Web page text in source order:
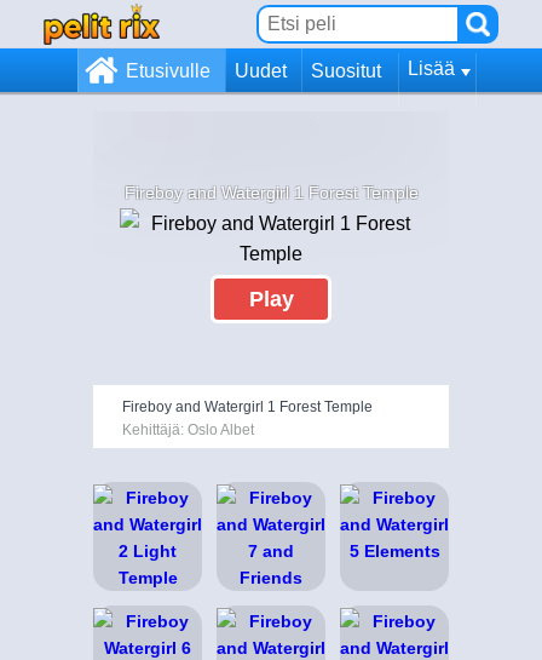
Etusivulle Uudet Suositut Lisää
Fireboy and Watergirl 1 Forest Temple
Play
Fireboy and Watergirl 1 Forest Temple
Kehittäjä: Oslo Albet